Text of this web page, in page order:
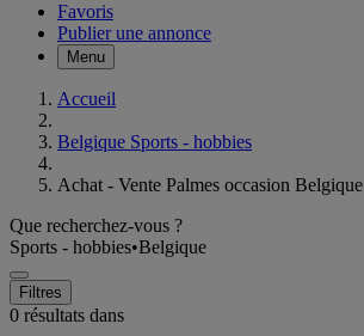
Favoris
Publier une annonce
Menu
Accueil
Belgique Sports - hobbies
Achat - Vente Palmes occasion Belgique
Que recherchez-vous ?
Sports - hobbies•Belgique
Filtres
0 résultats dans